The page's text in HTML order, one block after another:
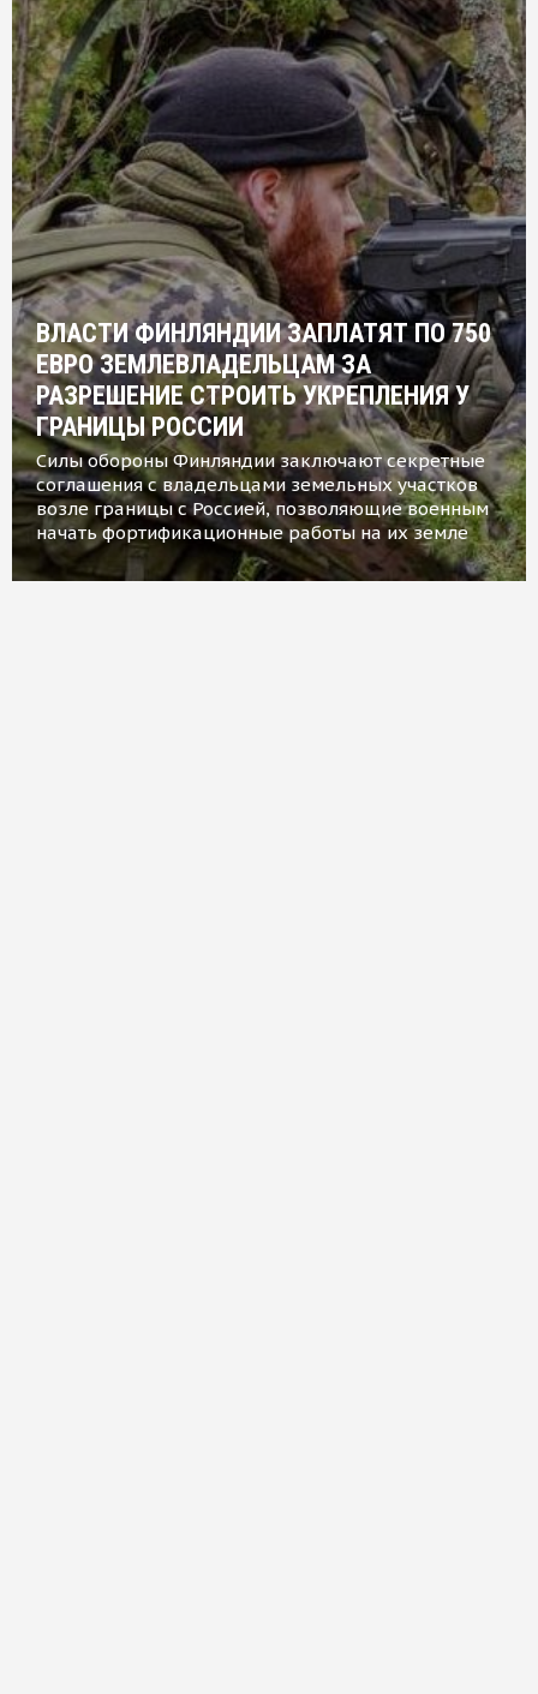
ВЛАСТИ ФИНЛЯНДИИ ЗАПЛАТЯТ ПО 750
ЕВРО ЗЕМЛЕВЛАДЕЛЬЦАМ ЗА
РАЗРЕШЕНИЕ СТРОИТЬ УКРЕПЛЕНИЯ У
ГРАНИЦЫ РОССИИ
Силы обороны Финляндии заключают секретные
соглашения с владельцами земельных участков
возле границы с Россией, позволяющие военным
начать фортификационные работы на их земле